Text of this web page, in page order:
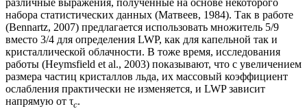
различные выражения, полученные на основе некоторого
набора статистических данных (Матвеев, 1984). Так в работе
(Bennartz, 2007) предлагается использовать множитель 5/9
вместо 3/4 для определения LWP, как для капельной так и
кристаллической облачности. В тоже время, исследования
работы (Heymsfield et al., 2003) показывают, что с увеличением
размера частиц кристаллов льда, их массовый коэффициент
ослабления практически не изменяется, и LWP зависит
напрямую от τс.